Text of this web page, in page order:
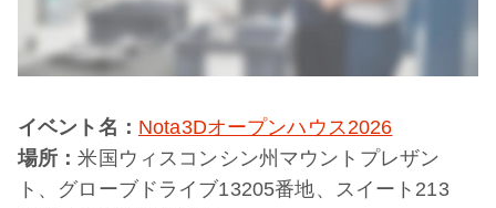
イベント名： Nota3Dオープンハウス2026
場所：米国ウィスコンシン州マウントプレザン
ト、グローブドライブ13205番地、スイート213